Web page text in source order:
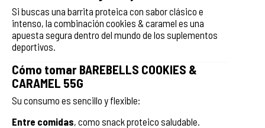
Si buscas una barrita proteica con sabor clásico e
intenso, la combinación cookies & caramel es una
apuesta segura dentro del mundo de los suplementos
deportivos.
Cómo tomar BAREBELLS COOKIES &
CARAMEL 55G
Su consumo es sencillo y flexible:
Entre comidas, como snack proteico saludable.